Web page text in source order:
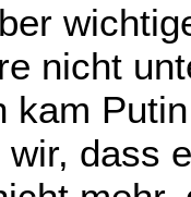
nicht
kam
dass